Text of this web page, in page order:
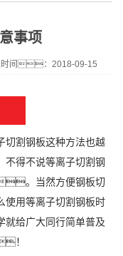
事项
时间：2018-09-15
割钢板这种方法也越
得不说等离子切割钢
。当然方便钢板切
用等离子切割钢板时
给广大同行简单普及
！